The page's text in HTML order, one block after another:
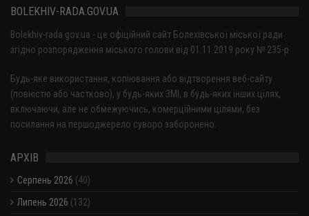
BOLEKHIV-RADA.GOV.UA
Bolekhiv-rada.gov.ua - це офіційний сайт Болехівської міської ради
згідно розпорядження міського голови від 01.11.2019 року № 235-р
Будь-яке використання, копіювання або відтворення веб-сайту
(повністю або частково), у будь-яких ЗМІ, в будь-яких інших цілях,
включаючи, але не обмежуючись, комерційними цілями, без
посилання на першоджерело суворо заборонено.
АРХІВ
Серпень 2026 (40)
Липень 2026 (132)